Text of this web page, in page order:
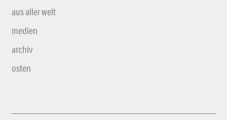
aus aller welt
medien
archiv
osten